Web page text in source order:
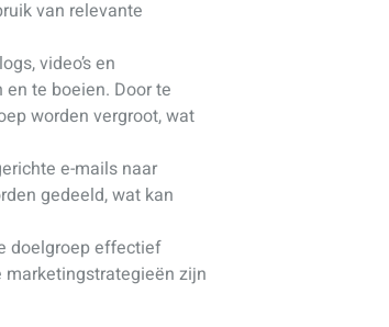
van relevante
video’s en
te boeien. Door te
worden vergroot, wat
e-mails naar
gedeeld, wat kan
doelgroep effectief
zijn